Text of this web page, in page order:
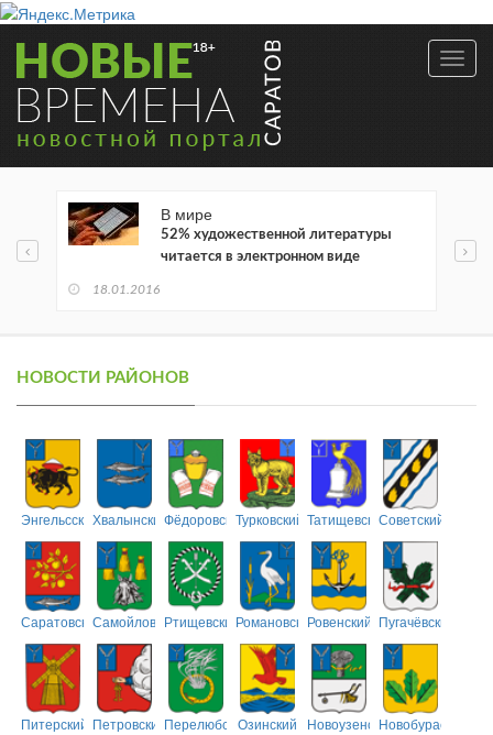
В мире
52% художественной литературы
читается в электронном виде
18.01.2016
НОВОСТИ РАЙОНОВ
ЭнгельсскийХвалынскийФёдоровскийТурковский ТатищевскийСоветский
СаратовскийСамойловскийРтищевскийРомановскийРовенский Пугачёвский
Питерский ПетровскийПерелюбскийОзинский НовоузенскийНовобурасский